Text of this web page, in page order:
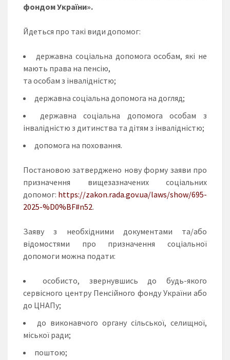
фондом України».
Йдеться про такі види допомог:
державна соціальна допомога особам, які не
мають права на пенсію,
та особам з інвалідністю;
державна соціальна допомога на догляд;
державна соціальна допомога особам з
інвалідністю з дитинства та дітям з інвалідністю;
допомога на поховання.
Постановою затверджено нову форму заяви про
призначення вищезазначених соціальних
допомог: https://zakon.rada.gov.ua/laws/show/695-
2025-%D0%BF#n52.
Заяву з необхідними документами та/або
відомостями про призначення соціальної
допомоги можна подати:
особисто, звернувшись до будь-якого
сервісного центру Пенсійного фонду України або
до ЦНАПу;
до виконавчого органу сільської, селищної,
міської ради;
поштою;